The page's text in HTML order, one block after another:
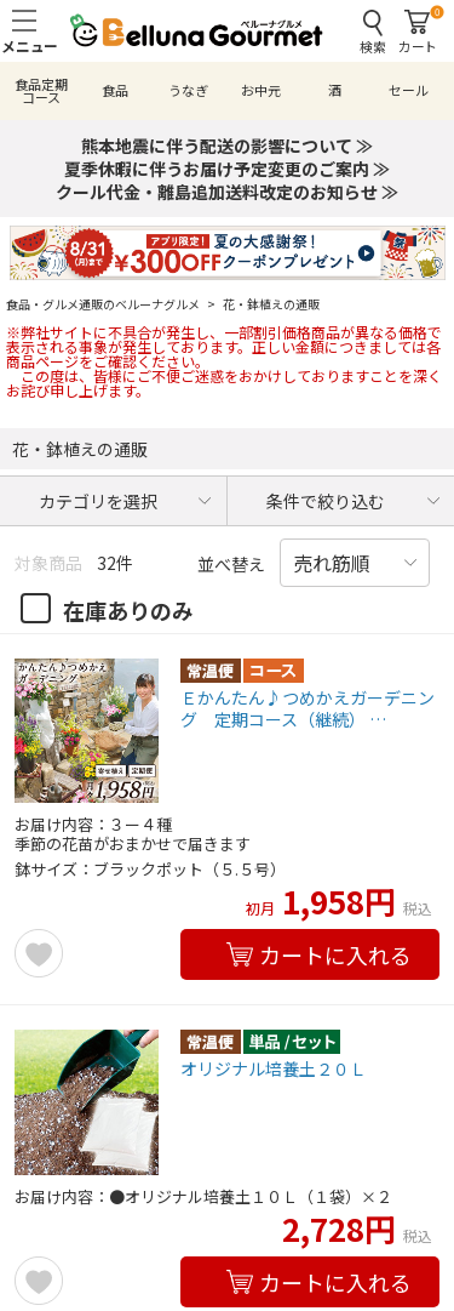
検索
0
カート
食品定期
コース 食品 うなぎ お中元 酒 セール
熊本地震に伴う配送の影響について ≫
夏季休暇に伴うお届け予定変更のご案内 ≫
クール代金・離島追加送料改定のお知らせ ≫
食品・グルメ通販のベルーナグルメ > 花・鉢植えの通販
※弊社サイトに不具合が発生し、一部割引価格商品が異なる価格で
表示される事象が発生しております。正しい金額につきましては各
商品ページをご確認ください。
この度は、皆様にご不便ご迷惑をおかけしておりますことを深く
お詫び申し上げます。
花・鉢植えの通販
カテゴリを選択 条件で絞り込む
対象商品 32件 並べ替え
在庫ありのみ
Ｅかんたん♪つめかえガーデニン
グ 定期コース（継続） …
お届け内容：３ー４種
季節の花苗がおまかせで届きます
鉢サイズ：ブラックポット（５.５号）
初月 1,958円 税込
カートに入れる
オリジナル培養土２０Ｌ
お届け内容：●オリジナル培養土１０Ｌ（１袋）×２
2,728円 税込
カートに入れる